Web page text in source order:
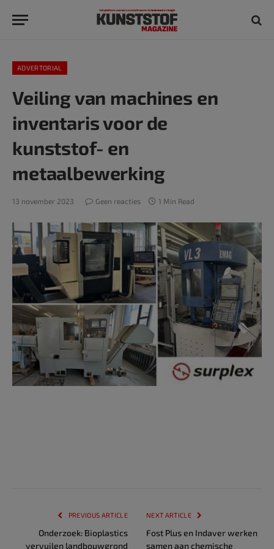
ADVERTORIAL
Veiling van machines en
inventaris voor de
kunststof- en
metaalbewerking
13 november 2023 Geen reacties 1 Min Read
PREVIOUS ARTICLE
Onderzoek: Bioplastics
vervuilen landbouwgrond
NEXT ARTICLE
Fost Plus en Indaver werken
samen aan chemische